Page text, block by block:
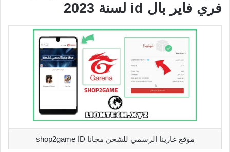
فري فاير بال id لسنة 2023
موقع غارينا الرسمي للشحن مجانا shop2game ID